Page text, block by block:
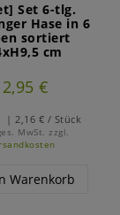
Set 6-tlg.
Hase in 6
sortiert
cm
€
| 2,16 € / Stück
MwSt. zzgl.
Warenkorb